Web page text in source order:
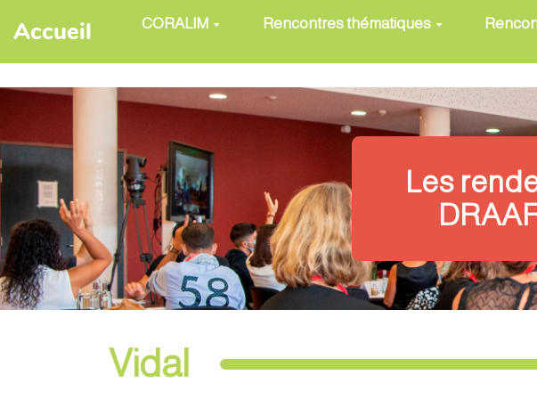
Aller au contenu principal
Accueil CORALIM Rencontres thématiques
Les
Vidal